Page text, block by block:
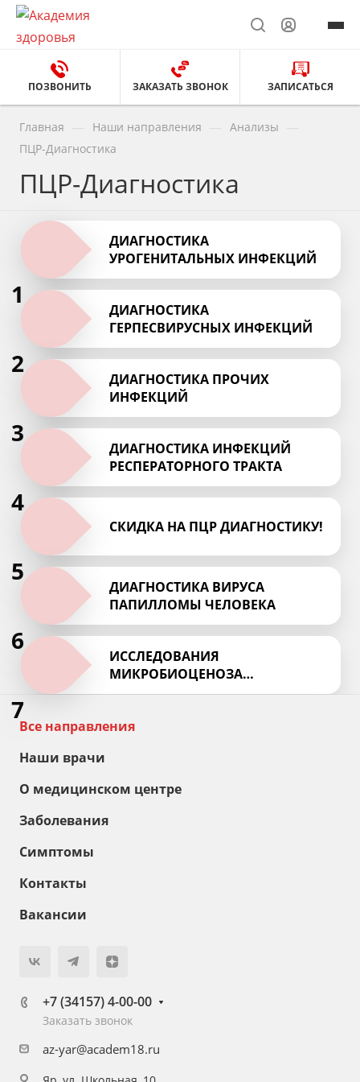
ПОЗВОНИТЬ ЗАКАЗАТЬ ЗВОНОК ЗАПИСАТЬСЯ
Главная Наши направления Анализы
ПЦР-Диагностика
ПЦР-Диагностика
1
ДИАГНОСТИКА
УРОГЕНИТАЛЬНЫХ ИНФЕКЦИЙ
2
ДИАГНОСТИКА
ГЕРПЕСВИРУСНЫХ ИНФЕКЦИЙ
3
ДИАГНОСТИКА ПРОЧИХ
ИНФЕКЦИЙ
4
ДИАГНОСТИКА ИНФЕКЦИЙ
РЕСПЕРАТОРНОГО ТРАКТА
5
СКИДКА НА ПЦР ДИАГНОСТИКУ!
6
ДИАГНОСТИКА ВИРУСА
ПАПИЛЛОМЫ ЧЕЛОВЕКА
7
ИССЛЕДОВАНИЯ
МИКРОБИОЦЕНОЗА
УРОГЕНИТАЛЬНОГО ТРАКТА
Все направления
Наши врачи
О медицинском центре
Заболевания
Симптомы
Контакты
Вакансии
+7 (34157) 4-00-00
Заказать звонок
az-yar@academ18.ru